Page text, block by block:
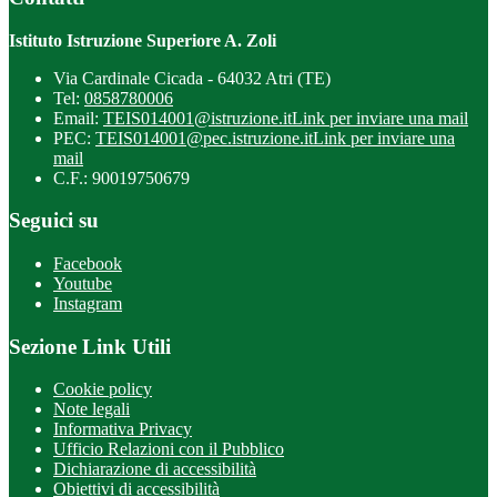
Istituto Istruzione Superiore A. Zoli
Via Cardinale Cicada - 64032 Atri (TE)
Tel: 0858780006
Email: TEIS014001@istruzione.itLink per inviare una mail
PEC: TEIS014001@pec.istruzione.itLink per inviare una
mail
C.F.: 90019750679
Seguici su
Facebook
Youtube
Instagram
Sezione Link Utili
Cookie policy
Note legali
Informativa Privacy
Ufficio Relazioni con il Pubblico
Dichiarazione di accessibilità
Obiettivi di accessibilità